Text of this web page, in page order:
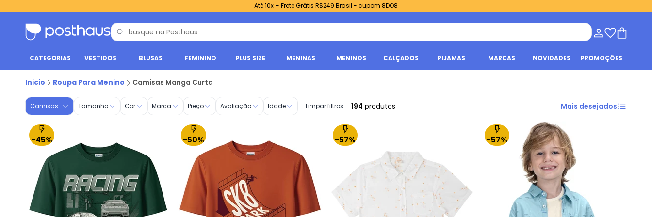
Até 10x + Frete Grátis R$249 Brasil - cupom 8DO8
CATEGORIAS VESTIDOS BLUSAS FEMININO PLUS SIZE MENINAS MENINOS CALÇADOS PIJAMAS MARCAS NOVIDADES PROMOÇÕES
Inicio Roupa Para Menino Camisas Manga Curta
Camisas Manga Curta
Tamanho Cor Marca Preço Avaliação Idade Limpar filtros 194 produtos Mais desejados
-45% -50% -57% -57%